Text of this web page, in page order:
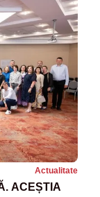
Actualitate
ACEȘTIA